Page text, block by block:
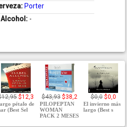
Porter
-
$12,3
pétalo de
(Best Sel
$43,93 $38,2
PILOPEPTAN
WOMAN
PACK 2 MESES
$0,0 $0,0
El invierno más
largo (Best s